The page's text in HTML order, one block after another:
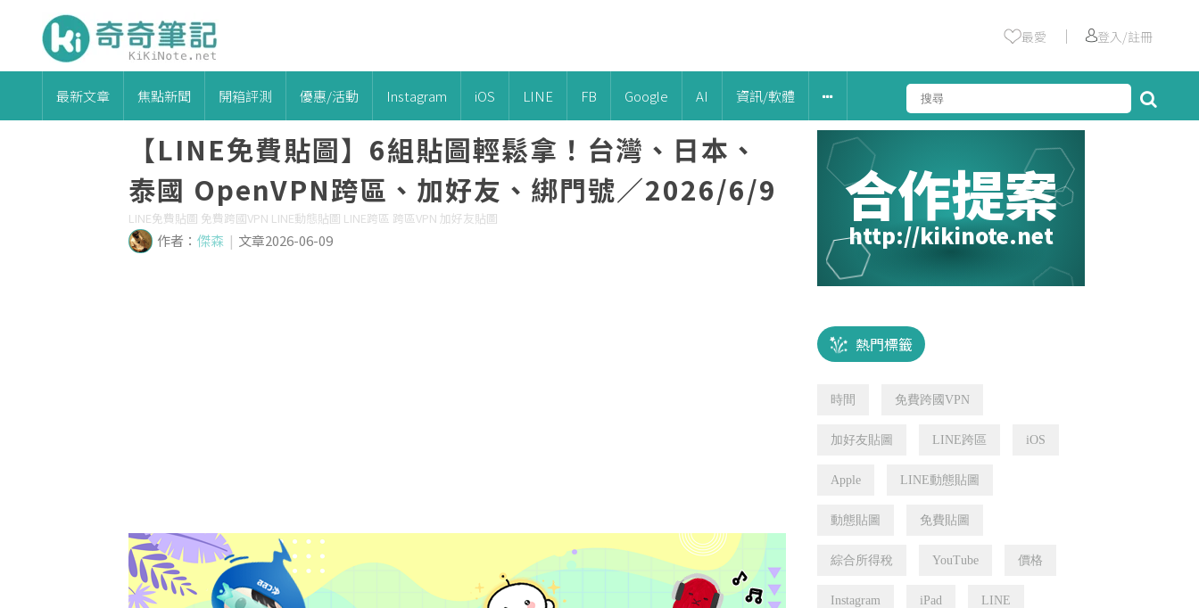
最愛 ｜ 登入/註冊
最新文章 焦點新聞 開箱評測 優惠/活動 Instagram iOS LINE FB Google AI 資訊/軟體
合作提案
http://kikinote.net
熱門標籤
時間 免費跨國VPN
加好友貼圖 LINE跨區 iOS
Apple LINE動態貼圖
動態貼圖 免費貼圖
綜合所得稅 YouTube 價格
Instagram iPad LINE
【LINE免費貼圖】6組貼圖輕鬆拿！台灣、日本、
泰國 OpenVPN跨區、加好友、綁門號／2026/6/9
LINE免費貼圖 免費跨國VPN LINE動態貼圖 LINE跨區 跨區VPN 加好友貼圖
作者： 傑森 | 文章2026-06-09